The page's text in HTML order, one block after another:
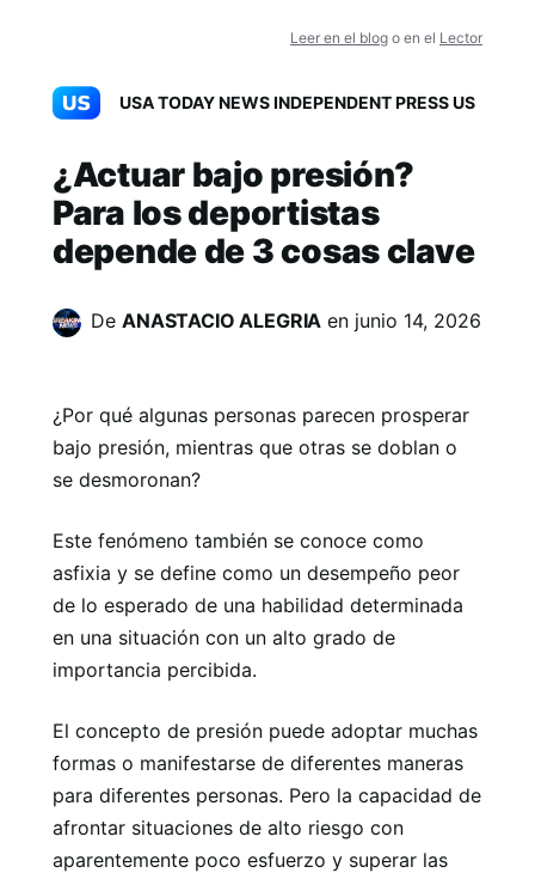
Leer en el blog o en el Lector
USA TODAY NEWS INDEPENDENT PRESS US
¿Actuar bajo presión?
Para los deportistas
depende de 3 cosas clave
De ANASTACIO ALEGRIA en junio 14, 2026
¿Por qué algunas personas parecen prosperar
bajo presión, mientras que otras se doblan o
se desmoronan?
Este fenómeno también se conoce como
asfixia y se define como un desempeño peor
de lo esperado de una habilidad determinada
en una situación con un alto grado de
importancia percibida.
El concepto de presión puede adoptar muchas
formas o manifestarse de diferentes maneras
para diferentes personas. Pero la capacidad de
afrontar situaciones de alto riesgo con
aparentemente poco esfuerzo y superar las